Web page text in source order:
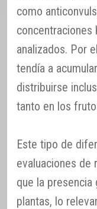
como
analizados. Por
tendía a
distribuirse
tanto en los
Este tipo de
evaluaciones de
que la
plantas, lo